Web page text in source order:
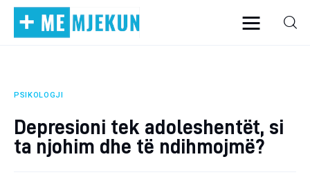
Home
Alergjite
PSIKOLOGJI
Depresioni tek adoleshentët, si
ta njohim dhe të ndihmojmë?